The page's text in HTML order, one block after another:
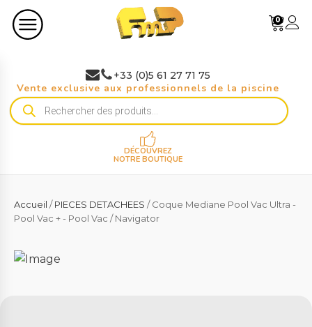
0
+33 (0)5 61 27 71 75
Vente exclusive aux professionnels de la piscine
Recherche
de
DÉCOUVREZ
NOTRE BOUTIQUE
Accueil /PIECES DETACHEES / Coque Mediane Pool Vac Ultra -
Pool Vac + - Pool Vac / Navigator